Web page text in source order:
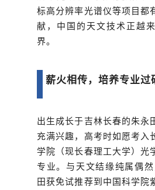
标高分辨率光谱仪等项目都
献，中国的天文技术正越
界。
薪火相传，培养专业过
出生成长于吉林长春的朱永
充满兴趣，高考时如愿考入
学院（现长春理工大学）光
专业。与天文结缘纯属偶
田获免试推荐到中国科学院